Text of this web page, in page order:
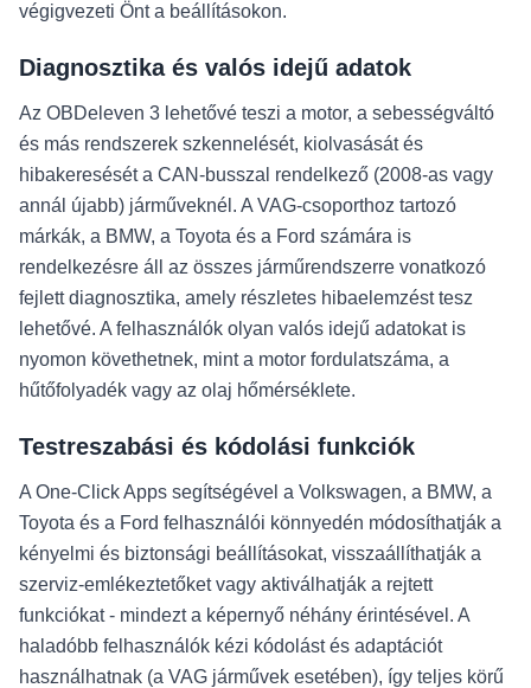
végigvezeti Önt a beállításokon.
Diagnosztika és valós idejű adatok
Az OBDeleven 3 lehetővé teszi a motor, a sebességváltó
és más rendszerek szkennelését, kiolvasását és
hibakeresését a CAN-busszal rendelkező (2008-as vagy
annál újabb) járműveknél. A VAG-csoporthoz tartozó
márkák, a BMW, a Toyota és a Ford számára is
rendelkezésre áll az összes járműrendszerre vonatkozó
fejlett diagnosztika, amely részletes hibaelemzést tesz
lehetővé. A felhasználók olyan valós idejű adatokat is
nyomon követhetnek, mint a motor fordulatszáma, a
hűtőfolyadék vagy az olaj hőmérséklete.
Testreszabási és kódolási funkciók
A One-Click Apps segítségével a Volkswagen, a BMW, a
Toyota és a Ford felhasználói könnyedén módosíthatják a
kényelmi és biztonsági beállításokat, visszaállíthatják a
szerviz-emlékeztetőket vagy aktiválhatják a rejtett
funkciókat - mindezt a képernyő néhány érintésével. A
haladóbb felhasználók kézi kódolást és adaptációt
használhatnak (a VAG járművek esetében), így teljes körű